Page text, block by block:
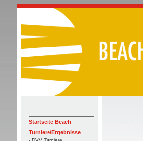
Startseite Beach
Turniere/Ergebnisse
- DVV Turniere